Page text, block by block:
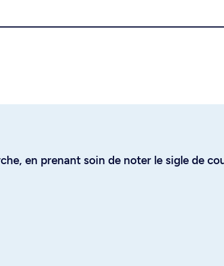
en prenant soin de noter le sigle de